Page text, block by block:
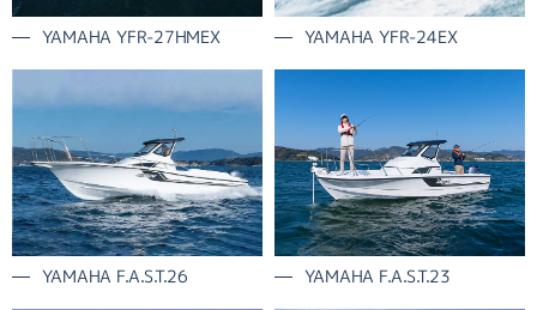
YAMAHA YFR-27HMEX YAMAHA YFR-24EX
YAMAHA F.A.S.T.26 YAMAHA F.A.S.T.23